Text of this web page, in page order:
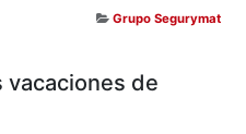
Grupo Segurymat
vacaciones de